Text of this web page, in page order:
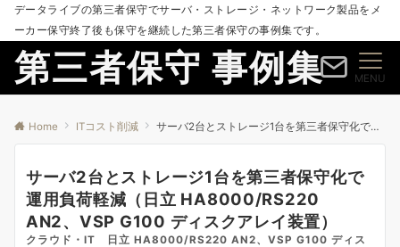
データライブの第三者保守でサーバ・ストレージ・ネットワーク製品をメ
ーカー保守終了後も保守を継続した第三者保守の事例集です。
第三者保守 事例集 MENU
Home ITコスト削減 サーバ2台とストレージ1台を第三者保守化で運用負荷軽減（日立 HA8000/RS220 AN2、VSP G100 ディスクアレイ装置）
サーバ2台とストレージ1台を第三者保守化で
運用負荷軽減（日立 HA8000/RS220
AN2、VSP G100 ディスクアレイ装置）
クラウド・IT 日立 HA8000/RS220 AN2、VSP G100 ディス